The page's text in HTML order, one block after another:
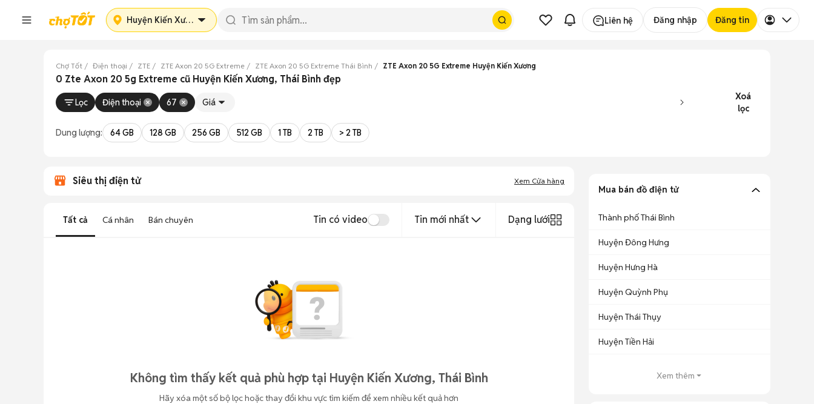
Huyện Kiến Xương Liên hệ Đăng nhập Đăng tin
Chợ Tốt Điện thoại ZTE ZTE Axon 20 5G Extreme ZTE Axon 20 5G Extreme Thái Bình ZTE Axon 20 5G Extreme Huyện Kiến Xương
0 Zte Axon 20 5g Extreme cũ Huyện Kiến Xương, Thái Bình đẹp
Lọc Điện thoại 67 Giá
Xoá
lọc
Dung lượng: 64 GB 128 GB 256 GB 512 GB 1 TB 2 TB > 2 TB
Siêu thị điện tử Xem Cửa hàng
Tất cả Cá nhân Bán chuyên Tin có video Tin mới nhất Dạng lưới
Không tìm thấy kết quả phù hợp tại Huyện Kiến Xương, Thái Bình
Hãy xóa một số bộ lọc hoặc thay đổi khu vực tìm kiếm để xem nhiều kết quả hơn
Mua bán đồ điện tử
Thành phố Thái Bình
Huyện Đông Hưng
Huyện Hưng Hà
Huyện Quỳnh Phụ
Huyện Thái Thụy
Huyện Tiền Hải
Xem thêm